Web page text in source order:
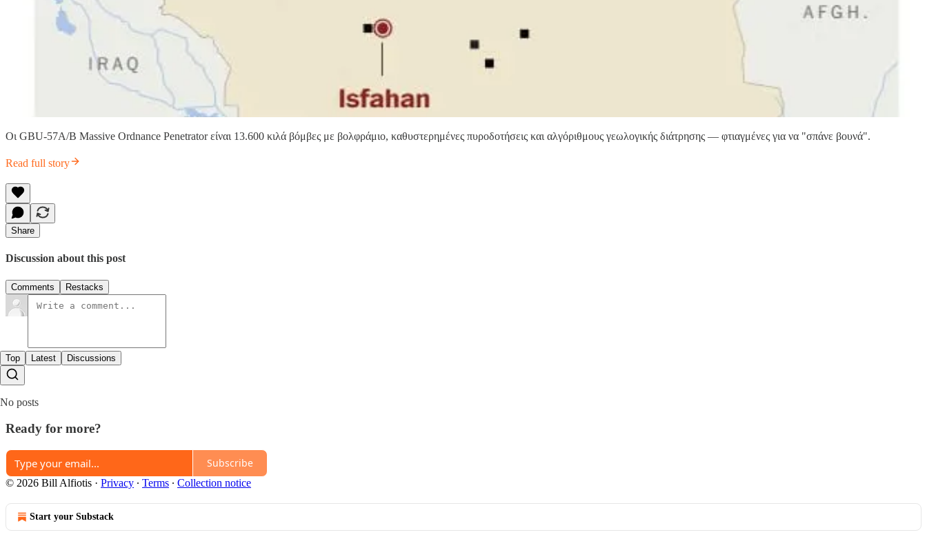
Οι GBU-57A/B Massive Ordnance Penetrator είναι 13.600 κιλά βόμβες με βολφράμιο, καθυστερημένες πυροδοτήσεις και αλγόριθμους γεωλογικής διάτρησης — φτιαγμένες για να "σπάνε βουνά".
Read full story
Share
Discussion about this post
Comments Restacks
Top Latest Discussions
No posts
Ready for more?
Subscribe
© 2026 Bill Alfiotis · Privacy ∙ Terms ∙ Collection notice
Start your Substack